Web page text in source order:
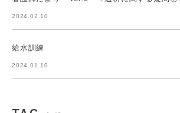
2024.02.10
給水訓練
2024.01.10